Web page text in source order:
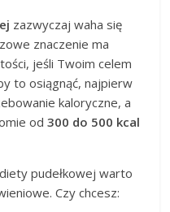
zazwyczaj waha się
znaczenie ma
jeśli Twoim celem
to osiągnąć, najpierw
kaloryczne, a
od300 do 500 kcal
pudełkowej warto
Czy chcesz: